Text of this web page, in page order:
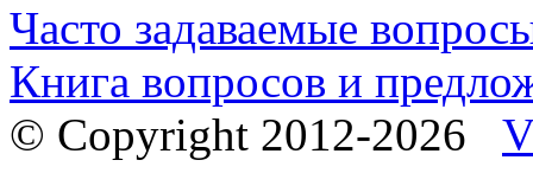
Часто задаваемые
Книга вопросов и
© Copyright 2012-2026